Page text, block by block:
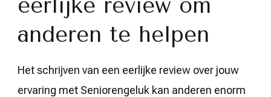
eerlijke review om
anderen te helpen
Het schrijven van een eerlijke review over jouw
ervaring met Seniorengeluk kan anderen enorm